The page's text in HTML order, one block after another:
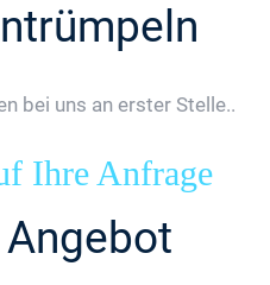
bei uns an erster Stelle..
Ihre Anfrage